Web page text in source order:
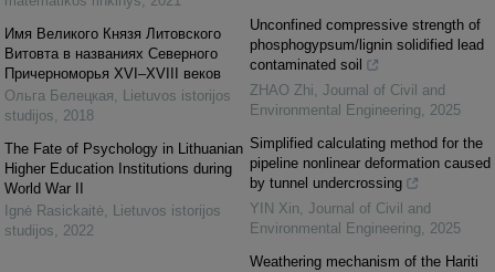
Имя Великого Князя Литовского
Витовта в названиях Северного
Причерноморья XVI–XVIII веков
Ольга Белецкая
Lietuvos istorijos
studijos
2018
The Fate of Psychology in Lithuanian
Higher Education Institutions during
World War II
Ignė Rasickaitė Lietuvos istorijos
studijos
2022
Unconfined compressive strength of
phosphogypsum/lignin solidified lead
contaminated soil
ZHAO Zhi Journal of Civil and
Environmental Engineering
2025
Simplified calculating method for the
pipeline nonlinear deformation caused
by tunnel undercrossing
YIN Xin Journal of Civil and
Environmental Engineering
2025
Weathering mechanism of the Hariti